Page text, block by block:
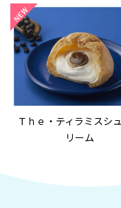
Ｔｈｅ・ティラミスシ
リーム